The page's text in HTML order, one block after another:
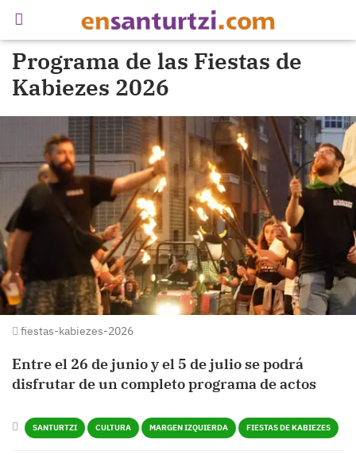
Programa de las Fiestas de
Kabiezes 2026
fiestas-kabiezes-2026
Entre el 26 de junio y el 5 de julio se podrá
disfrutar de un completo programa de actos
SANTURTZI CULTURA MARGEN IZQUIERDA FIESTAS DE KABIEZES